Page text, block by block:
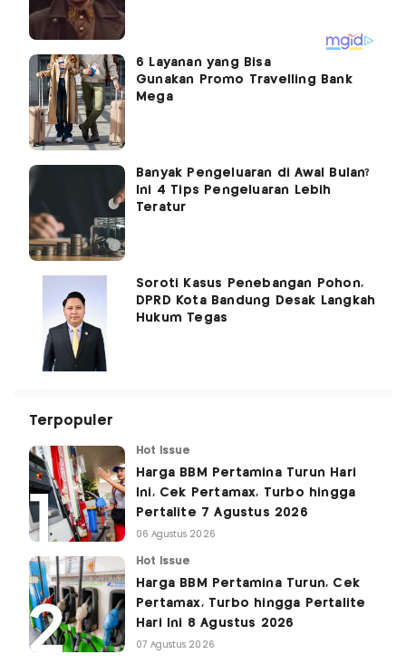
6 Layanan yang Bisa
Gunakan Promo Travelling Bank
Mega
Banyak Pengeluaran di Awal Bulan?
Ini 4 Tips Pengeluaran Lebih
Teratur
Soroti Kasus Penebangan Pohon,
DPRD Kota Bandung Desak Langkah
Hukum Tegas
Terpopuler
Hot Issue
Harga BBM Pertamina Turun Hari
Ini, Cek Pertamax, Turbo hingga
Pertalite 7 Agustus 2026
06 Agustus 2026
Hot Issue
Harga BBM Pertamina Turun, Cek
Pertamax, Turbo hingga Pertalite
Hari Ini 8 Agustus 2026
07 Agustus 2026